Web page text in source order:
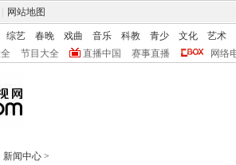
网站地图
综艺 春晚 戏曲 音乐 科教 青少 文化
艺术
节目大全 直播中国 赛事直播 网络
新闻中心 >